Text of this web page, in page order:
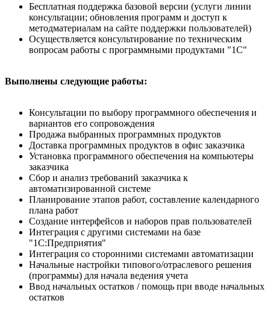
Бесплатная поддержка базовой версии (услуги линии
консультации; обновления программ и доступ к
методматериалам на сайте поддержки пользователей)
Осуществляется консультирование по техническим
вопросам работы с программными продуктами "1С"
Выполнены следующие работы:
Консультации по выбору программного обеспечения и
вариантов его сопровождения
Продажа выбранных программных продуктов
Доставка программных продуктов в офис заказчика
Установка программного обеспечения на компьютеры
заказчика
Сбор и анализ требований заказчика к
автоматизированной системе
Планирование этапов работ, составление календарного
плана работ
Создание интерфейсов и наборов прав пользователей
Интеграция с другими системами на базе
"1С:Предприятия"
Интеграция со сторонними системами автоматизации
Начальные настройки типового/отраслевого решения
(программы) для начала ведения учета
Ввод начальных остатков / помощь при вводе начальных
остатков